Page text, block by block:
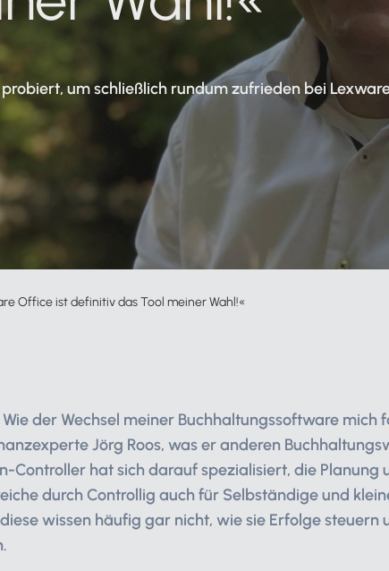
Projektzeiten abrechnen
Angebote schreiben
und in Rechnung umwandeln
Kassenbuch führen
Rechtssicher in bar kassieren
Alle 60+ Funktionen anzeigen
Jörg Roos: »Lexware Office
um schließlich rundum zufrieden bei
Office ist definitiv das Tool meiner Wahl!«
der Wechsel meiner Buchhaltungssoftware mich
Jörg Roos, was er anderen
Controller hat sich darauf spezialisiert, die Planung
durch Controllig auch für Selbständige und
wissen häufig gar nicht, wie sie Erfolge steuern